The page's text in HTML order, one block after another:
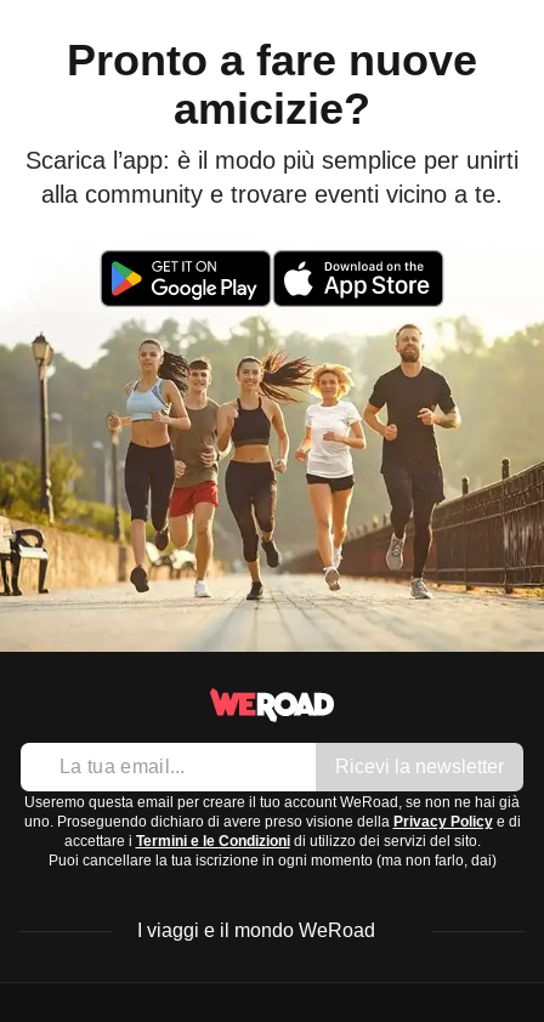
Pronto a fare nuove
amicizie?
Scarica l’app: è il modo più semplice per unirti
alla community e trovare eventi vicino a te.
Ricevi la newsletter
Useremo questa email per creare il tuo account WeRoad, se non ne hai già
uno. Proseguendo dichiaro di avere preso visione della Privacy Policye di
accettare i Termini e le Condizionidi utilizzo dei servizi del sito.
Puoi cancellare la tua iscrizione in ogni momento (ma non farlo, dai)
I viaggi e il mondo WeRoad